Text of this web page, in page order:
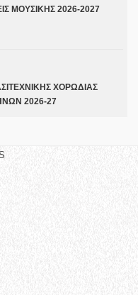
ΜΟΥΣΙΚΗΣ 2026-2027
ΧΟΡΩΔΙΑΣ
2026-27